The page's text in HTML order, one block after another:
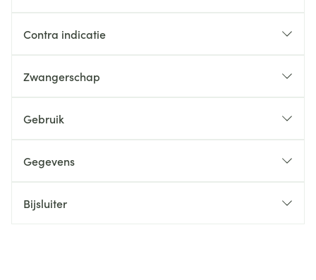
Contra indicatie
Zwangerschap
Gebruik
Gegevens
Bijsluiter